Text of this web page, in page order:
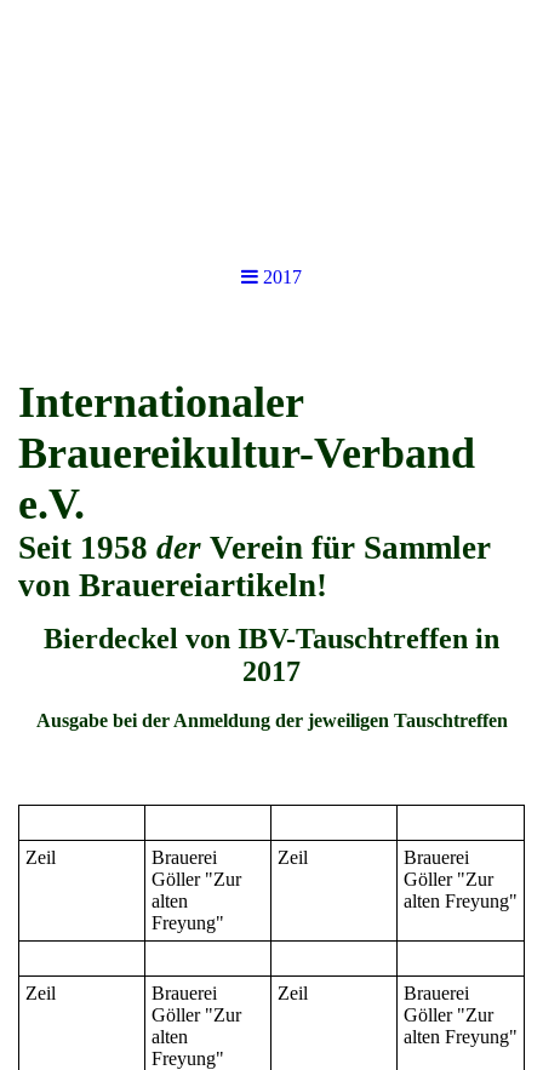
2017
Internationaler
Brauereikultur-Verband
e.V.
Seit 1958 der Verein für Sammler
von Brauereiartikeln!
Bierdeckel von IBV-Tauschtreffen in
2017
Ausgabe bei der Anmeldung der jeweiligen Tauschtreffen
Zeil
Brauerei
Göller "Zur
alten
Freyung"
Zeil
Brauerei
Göller "Zur
alten Freyung"
Zeil
Brauerei
Göller "Zur
alten
Freyung"
Zeil
Brauerei
Göller "Zur
alten Freyung"